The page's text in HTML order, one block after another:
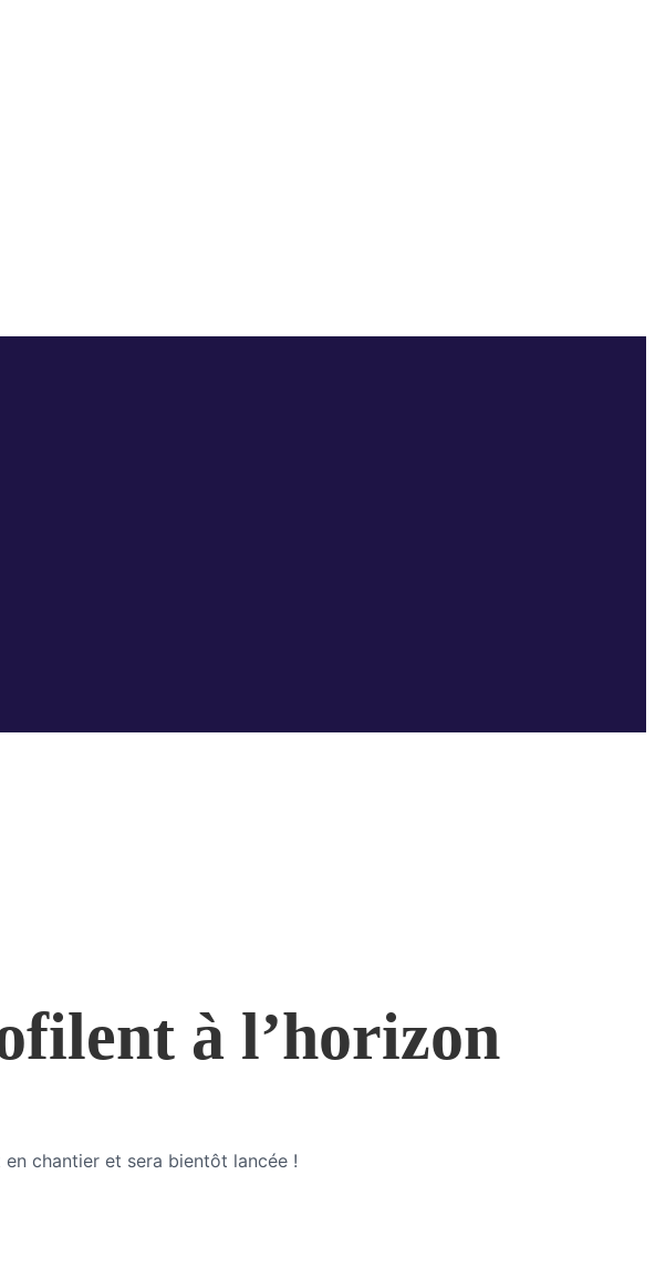
à l’horizon
chantier et sera bientôt lancée !